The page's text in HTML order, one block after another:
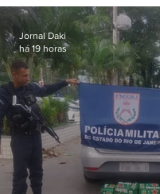
Jornal Daki
há 19 horas